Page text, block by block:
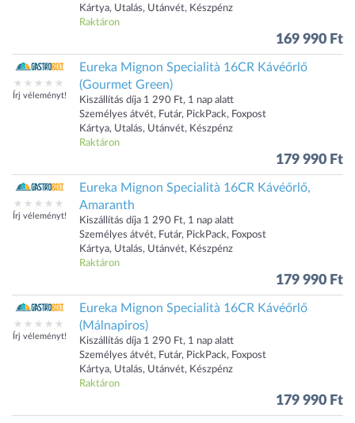
Kártya, Utalás, Utánvét, Készpénz
Raktáron
169 990 Ft
Írj véleményt!
Eureka Mignon Specialità 16CR Kávéőrlő
(Gourmet Green)
Kiszállítás díja 1 290 Ft, 1 nap alatt
Személyes átvét, Futár, PickPack, Foxpost
Kártya, Utalás, Utánvét, Készpénz
Raktáron
179 990 Ft
Írj véleményt!
Eureka Mignon Specialità 16CR Kávéőrlő,
Amaranth
Kiszállítás díja 1 290 Ft, 1 nap alatt
Személyes átvét, Futár, PickPack, Foxpost
Kártya, Utalás, Utánvét, Készpénz
Raktáron
179 990 Ft
Írj véleményt!
Eureka Mignon Specialità 16CR Kávéőrlő
(Málnapiros)
Kiszállítás díja 1 290 Ft, 1 nap alatt
Személyes átvét, Futár, PickPack, Foxpost
Kártya, Utalás, Utánvét, Készpénz
Raktáron
179 990 Ft